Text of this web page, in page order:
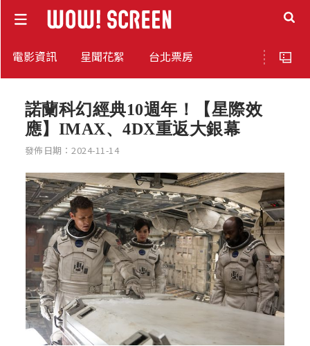
電影資訊 星聞花絮 台北票房
諾蘭科幻經典10週年！【星際效
應】IMAX、4DX重返大銀幕
發佈日期：2024-11-14